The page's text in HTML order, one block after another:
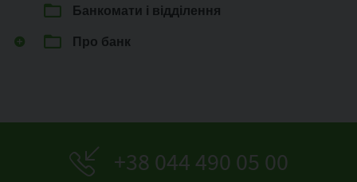
Банкомати і відділення
Про банк
+38 044 490 05 00